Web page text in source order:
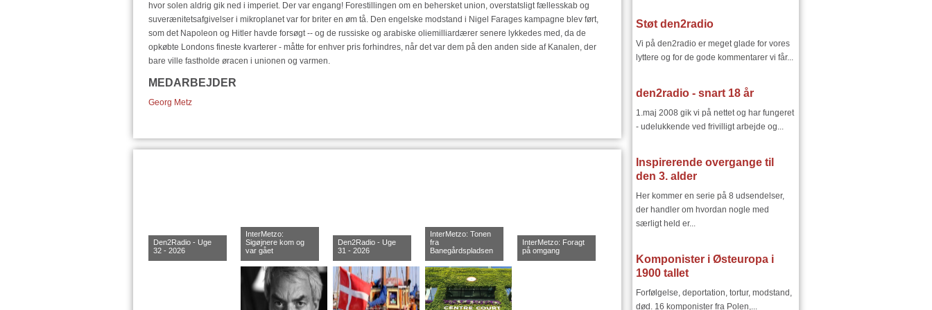
hvor solen aldrig gik ned i imperiet. Der var engang! Forestillingen om en behersket union, overstatsligt fællesskab og
suverænitetsafgivelser i mikroplanet var for briter en øm tå. Den engelske modstand i Nigel Farages kampagne blev ført,
som det Napoleon og Hitler havde forsøgt -- og de russiske og arabiske oliemilliardærer senere lykkedes med, da de
opkøbte Londons fineste kvarterer - måtte for enhver pris forhindres, når det var dem på den anden side af Kanalen, der
bare ville fastholde øracen i unionen og varmen.
MEDARBEJDER
Georg Metz
Den2Radio - Uge
32 - 2026
InterMetzo:
Sigøjnere kom og
var gået
Den2Radio - Uge
31 - 2026
InterMetzo: Tonen
fra
Banegårdspladsen
InterMetzo: Foragt
på omgang
Støt den2radio
Vi på den2radio er meget glade for vores
lyttere og for de gode kommentarer vi får...
den2radio - snart 18 år
1.maj 2008 gik vi på nettet og har fungeret
- udelukkende ved frivilligt arbejde og...
Inspirerende overgange til
den 3. alder
Her kommer en serie på 8 udsendelser,
der handler om hvordan nogle med
særligt held er...
Komponister i Østeuropa i
1900 tallet
Forfølgelse, deportation, tortur, modstand,
død. 16 komponister fra Polen,...